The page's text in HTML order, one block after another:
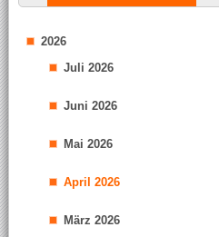
2026
Juli 2026
Juni 2026
Mai 2026
April 2026
März 2026